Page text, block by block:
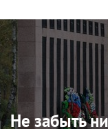
Не забыть